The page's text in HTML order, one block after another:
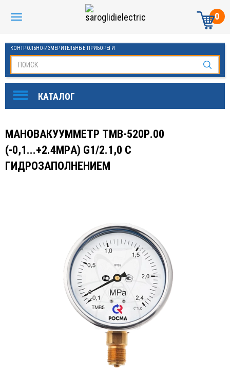
0
КОНТРОЛЬНО-ИЗМЕРИТЕЛЬНЫЕ ПРИБОРЫ И
МАНОВАКУУММЕТР ТМВ-520Р.00
(-0,1...+2.4МPА) G1/2.1,0 С
ГИДРОЗАПОЛНЕНИЕМ